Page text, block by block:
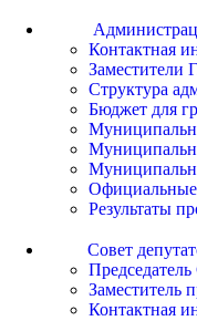
Контактная
Заместители
Структура
Бюджет для
Официальные
Результаты
Совет
Председатель
Заместитель
Контактная